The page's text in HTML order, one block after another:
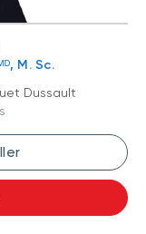
M. Sc.
Dussault